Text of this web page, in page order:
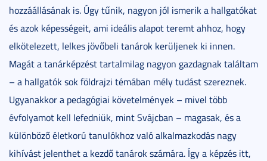
hozzáállásának is. Úgy tűnik, nagyon jól ismerik a hallgatókat
és azok képességeit, ami ideális alapot teremt ahhoz, hogy
elkötelezett, lelkes jövőbeli tanárok kerüljenek ki innen.
Magát a tanárképzést tartalmilag nagyon gazdagnak találtam
– a hallgatók sok földrajzi témában mély tudást szereznek.
Ugyanakkor a pedagógiai követelmények – mivel több
évfolyamot kell lefedniük, mint Svájcban – magasak, és a
különböző életkorú tanulókhoz való alkalmazkodás nagy
kihívást jelenthet a kezdő tanárok számára. Így a képzés itt,